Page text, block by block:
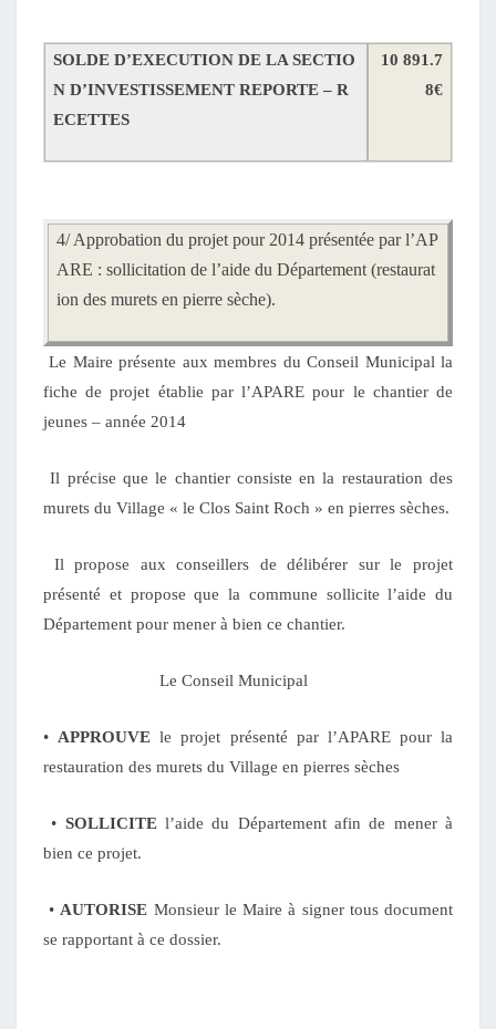
SOLDE D’EXECUTION DE LA SECTIO
N D’INVESTISSEMENT REPORTE – R
ECETTES
10 891.7
8€
4/Approbation du projet pour 2014 présentée par l’AP
ARE : sollicitation de l’aide du Département (restaurat
ion des murets en pierre sèche).
Le Maire présente aux membres du Conseil Municipal la
fiche de projet établie par l’APARE pour le chantier de
jeunes – année 2014
Il précise que le chantier consiste en la restauration des
murets du Village « le Clos Saint Roch » en pierres sèches.
Il propose aux conseillers de délibérer sur le projet
présenté et propose que la commune sollicite l’aide du
Département pour mener à bien ce chantier.
Le Conseil Municipal
• APPROUVEle projet présenté par l’APARE pour la
restauration des murets du Village en pierres sèches
• SOLLICITEl’aide du Département afin de mener à
bien ce projet.
• AUTORISE Monsieur le Maire à signer tous document
se rapportant à ce dossier.